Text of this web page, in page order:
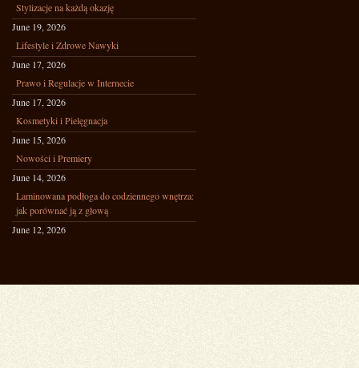
Stylizacje na każdą okazję
June 19, 2026
Lifestyle i Zdrowe Nawyki
June 17, 2026
Prawo i Regulacje w Internecie
June 17, 2026
Kosmetyki i Pielęgnacja
June 15, 2026
Nowości i Premiery
June 14, 2026
Laminowana podłoga do codziennego wnętrza:
jak porównać ją z głową
June 12, 2026